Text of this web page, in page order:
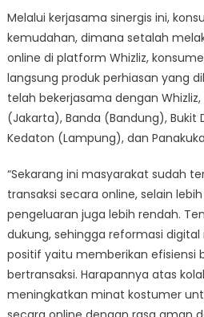
Melalui kerjasama sinergis ini,
kemudahan, dimana setalah
online di platform Whizliz,
langsung produk perhiasan yang
telah bekerjasama dengan
(Jakarta), Banda (Bandung), Bukit
Kedaton (Lampung), dan
“Sekarang ini masyarakat sudah
transaksi secara online, selain
pengeluaran juga lebih rendah.
dukung, sehingga reformasi
positif yaitu memberikan efisiensi
bertransaksi. Harapannya atas
meningkatkan minat kostumer